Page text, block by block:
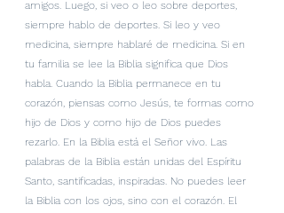
amigos. Luego, si veo o leo sobre deportes,
siempre hablo de deportes. Si leo y veo
medicina, siempre hablaré de medicina. Si en
tu familia se lee la Biblia significa que Dios
habla. Cuando la Biblia permanece en tu
corazón, piensas como Jesús, te formas como
hijo de Dios y como hijo de Dios puedes
rezarlo. En la Biblia está el Señor vivo. Las
palabras de la Biblia están unidas del Espíritu
Santo, santificadas, inspiradas. No puedes leer
la Biblia con los ojos, sino con el corazón. El